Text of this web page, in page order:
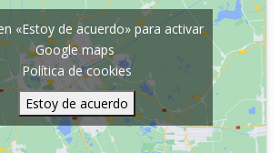
«Estoy de acuerdo» para activar
Google maps
Política de cookies
Estoy de acuerdo